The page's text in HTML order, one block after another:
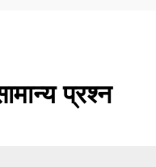
प्रश्न